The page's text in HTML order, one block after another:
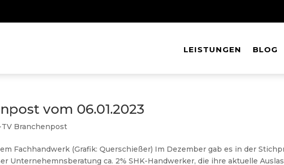
LEISTUNGEN BLOG
LEISTUNGEN BLOG
vom 06.01.2023
TV Branchenpost
Fachhandwerk (Grafik: Querschießer) Im Dezember gab es in der
Unternehemnsberatung ca. 2% SHK-Handwerker, die ihre aktuelle